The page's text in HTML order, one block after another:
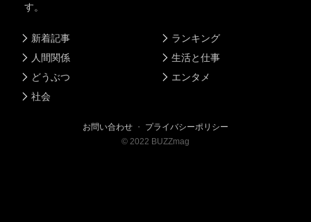
す。
新着記事
人間関係
どうぶつ
社会
ランキング
生活と仕事
エンタメ
お問い合わせ ・ プライバシーポリシー
© 2022 BUZZmag